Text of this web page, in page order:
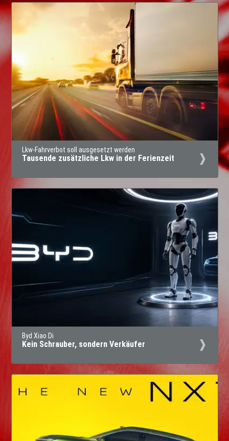
Lkw-Fahrverbot soll ausgesetzt werden
Tausende zusätzliche Lkw in der Ferienzeit
Byd Xiao Di
Kein Schrauber, sondern Verkäufer